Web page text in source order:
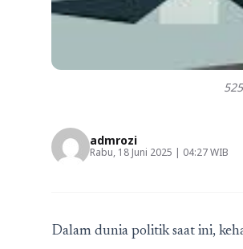
admrozi
Rabu, 18 Juni 2025 | 04:27 WIB
Dalam dunia politik saat ini,